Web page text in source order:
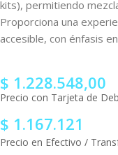
kits), permitiendo
Proporciona una
accesible, con énfasis
$ 1.228.548,00
Precio con Tarjeta de
$ 1.167.121
Precio en Efectivo /